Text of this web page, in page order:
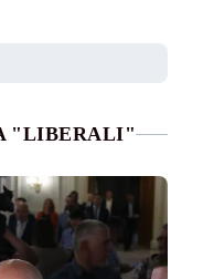
"LIBERALI"